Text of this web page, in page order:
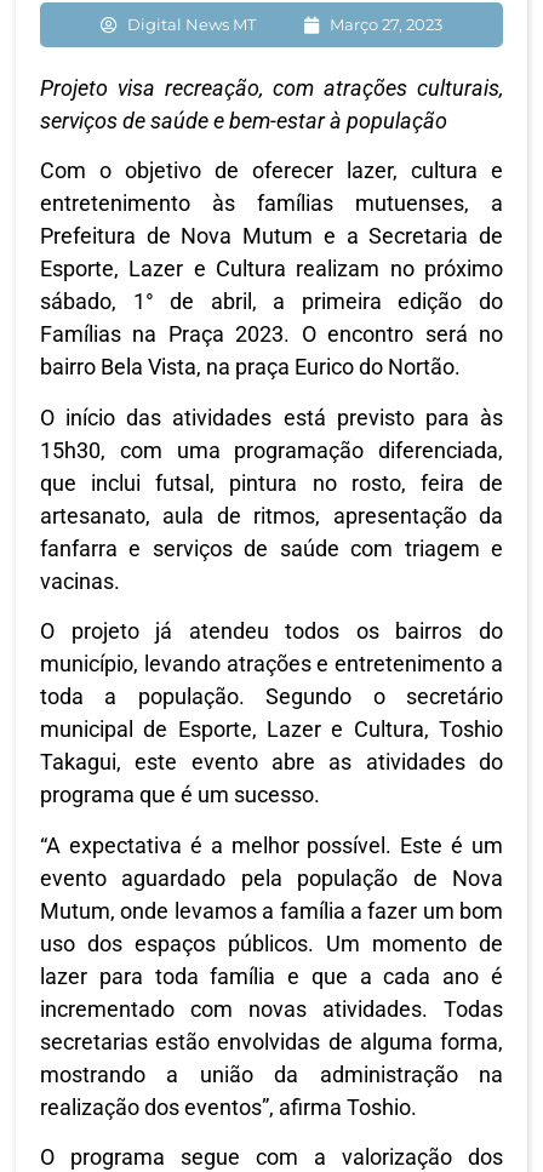
Digital News MT Março 27, 2023
Projeto visa recreação, com atrações culturais,
serviços de saúde e bem-estar à população
Com o objetivo de oferecer lazer, cultura e
entretenimento às famílias mutuenses, a
Prefeitura de Nova Mutum e a Secretaria de
Esporte, Lazer e Cultura realizam no próximo
sábado, 1° de abril, a primeira edição do
Famílias na Praça 2023. O encontro será no
bairro Bela Vista, na praça Eurico do Nortão.
O início das atividades está previsto para às
15h30, com uma programação diferenciada,
que inclui futsal, pintura no rosto, feira de
artesanato, aula de ritmos, apresentação da
fanfarra e serviços de saúde com triagem e
vacinas.
O projeto já atendeu todos os bairros do
município, levando atrações e entretenimento a
toda a população. Segundo o secretário
municipal de Esporte, Lazer e Cultura, Toshio
Takagui, este evento abre as atividades do
programa que é um sucesso.
“A expectativa é a melhor possível. Este é um
evento aguardado pela população de Nova
Mutum, onde levamos a família a fazer um bom
uso dos espaços públicos. Um momento de
lazer para toda família e que a cada ano é
incrementado com novas atividades. Todas
secretarias estão envolvidas de alguma forma,
mostrando a união da administração na
realização dos eventos”, afirma Toshio.
O programa segue com a valorização dos